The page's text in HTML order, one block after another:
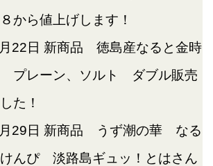
から値上げします！
22日 新商品 徳島産なると金時
プレーン、ソルト ダブル販売
た！
29日 新商品 うず潮の華 なる
んぴ 淡路島ギュッ！とはさん